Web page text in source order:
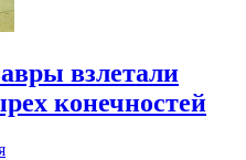
взлетали
конечностей